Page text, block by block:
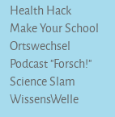
Health Hack
Make Your School
Ortswechsel
Podcast "Forsch!"
Science Slam
WissensWelle